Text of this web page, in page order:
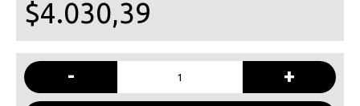
$4.030,39
- +